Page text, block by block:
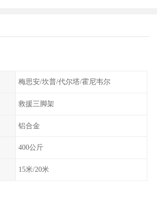
梅思安/坎普/代尔塔/霍尼韦尔
救援三脚架
铝合金
400公斤
15米/20米